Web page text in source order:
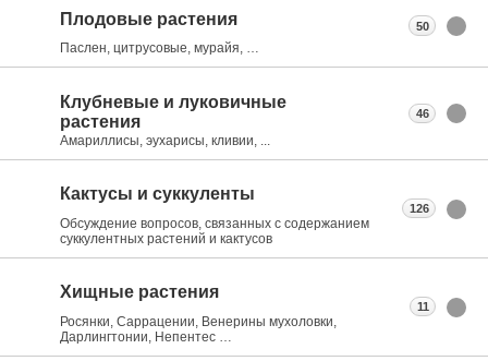
Плодовые растения
Паслен, цитрусовые, мурайя, …
50
Клубневые и луковичные
растения
Амариллисы, эухарисы, кливии, ...
46
Кактусы и суккуленты
Обсуждение вопросов, связанных с содержанием
суккулентных растений и кактусов
126
Хищные растения
Росянки, Саррацении, Венерины мухоловки,
Дарлингтонии, Непентес …
11